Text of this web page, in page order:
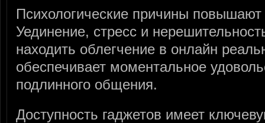
Психологические причины повышают
Уединение, стресс и
находить облегчение в онлайн
обеспечивает моментальное
подлинного общения.
Доступность гаджетов имеет